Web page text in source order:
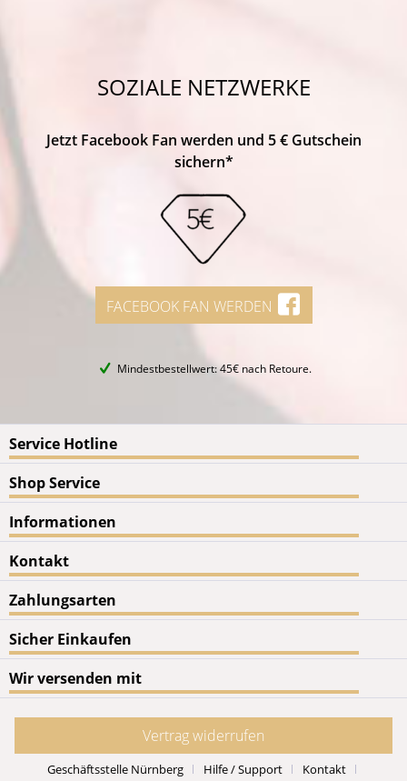
SOZIALE NETZWERKE
Jetzt Facebook Fan werden und 5 € Gutschein
sichern*
FACEBOOK FAN WERDEN
Mindestbestellwert: 45€ nach Retoure.
Service Hotline
Shop Service
Informationen
Kontakt
Zahlungsarten
Sicher Einkaufen
Wir versenden mit
Vertrag widerrufen
Geschäftsstelle Nürnberg Hilfe / Support Kontakt